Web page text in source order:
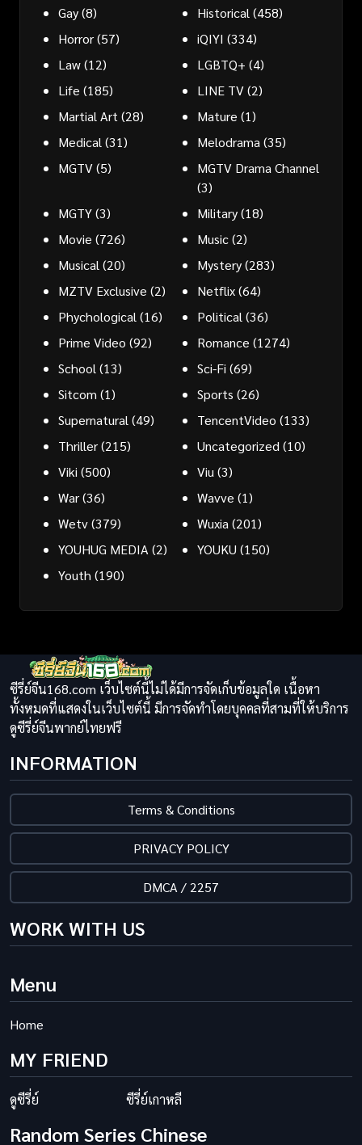
Gay(8) Historical(458)
Horror(57) iQIYI (334)
Law(12) LGBTQ+ (4)
Life (185) LINE TV(2)
Martial Art(28) Mature (1)
Medical(31) Melodrama(35)
MGTV(5)
MGTV Drama Channel
(3)
MGTY(3) Military(18)
Movie (726) Music(2)
Musical(20) Mystery(283)
MZTV Exclusive (2) Netflix(64)
Phychological(16) Political(36)
Prime Video (92) Romance (1274)
School(13) Sci-Fi (69)
Sitcom (1) Sports (26)
Supernatural(49) TencentVideo (133)
Thriller(215) Uncategorized(10)
Viki (500) Viu(3)
War(36) Wavve (1)
Wetv(379) Wuxia(201)
YOUHUG MEDIA(2) YOUKU (150)
Youth (190)
ซีรี่ย์จีน168.com เว็บไซต์นี้ไม่ได้มีการจัดเก็บข้อมูลใด เนื้อหา
ทั้งหมดที่แสดงในเว็บไซต์นี้ มีการจัดทำโดยบุคคลที่สามที่ให้บริการ
ดูซีรี่ย์จีนพากย์ไทยฟรี
INFORMATION
Terms & Conditions
PRIVACY POLICY
DMCA / 2257
WORK WITH US
Menu
Home
MY FRIEND
ดูซีรี่ย์ ซีรี่ย์เกาหลี
Random Series Chinese